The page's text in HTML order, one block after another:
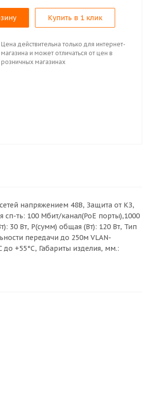
Купить в 1 клик
Цена действительна только для интернет-
магазина и может отличаться от цен в
розничных магазинах
напряжением 48В, Защита от КЗ,
ть: 100 Мбит/канал(PoE порты),1000
30 Вт, Р(сумм) общая (Вт): 120 Вт, Тип
передачи до 250м VLAN-
+55°C, Габариты изделия, мм.: